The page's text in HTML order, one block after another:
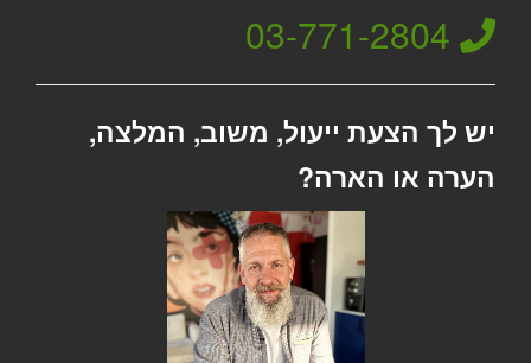
03-771-2804
יש לך הצעת ייעול, משוב, המלצה,
הערה או הארה?